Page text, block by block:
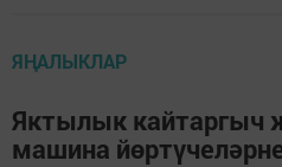
ЯҢАЛЫКЛАР
Яктылык кайтаргыч
машина